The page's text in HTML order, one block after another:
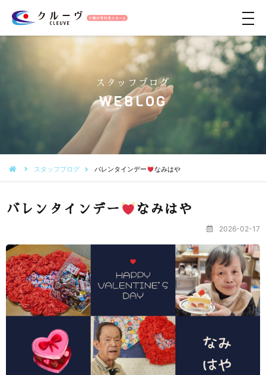
メ
ュ
ー
スタッフブログ
WEBLOG
スタッフブログ バレンタインデー なみはや
バレンタインデー なみはや
2026-02-17